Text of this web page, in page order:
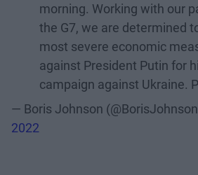
morning. Working with our
the G7, we are determined
most severe economic
against President Putin for
campaign against Ukraine.
— Boris Johnson
2022